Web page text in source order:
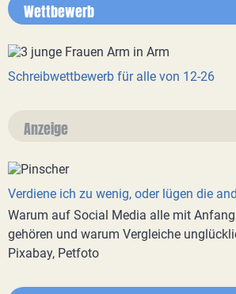
Wettbewerb
Schreibwettbewerb für alle von 12-26
Anzeige
Verdiene ich zu wenig, oder lügen die
Warum auf Social Media alle mit
gehören und warum Vergleiche
Pixabay, Petfoto